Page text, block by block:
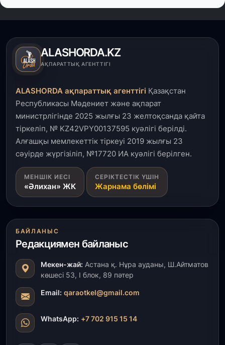
ALASHORDA.KZ
АҚПАРАТТЫҚ АГЕНТТІГІ
ALASHORDA ақпараттық агенттігі Қазақстан
Республикасы Мәдениет және ақпарат
министрлігінде 2025 жылғы 23 желтоқсанда қайта
тіркеліп, № KZ42VPY00137595 куәлігі берілді.
Алғашқы мемлекеттік тіркеуі 2019 жылғы 23
сәуірде жүргізіліп, №17720 ИА куәлігі берілген.
МЕНШІК ИЕСІ
«Әлихан» ЖК
СЕРІКТЕСТІК ҮШІН
Жарнама бөлімі
БАЙЛАНЫС
Редакциямен байланыс
Мекен-жай: Астана қ. Нұра ауданы, Ш.Айтматов
көшесі 53, І блок, 89 пәтер
Email: qaraotkel@gmail.com
WhatsApp: +7 702 915 15 14